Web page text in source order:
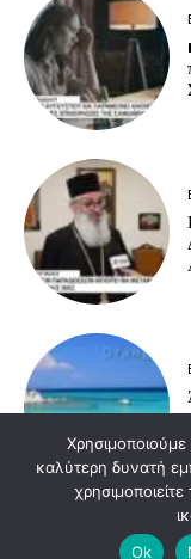
καλύτερη δυνατή
Ok